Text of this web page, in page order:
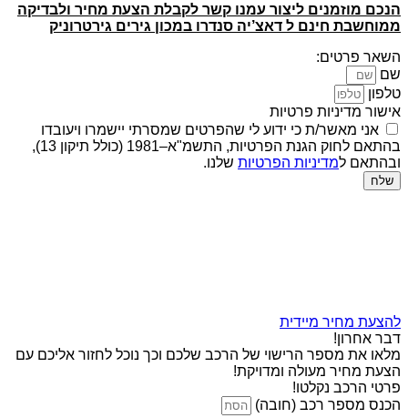
הנכם מוזמנים ליצור עמנו קשר לקבלת הצעת מחיר ולבדיקה
ממוחשבת חינם ל דאצ’יה סנדרו במכון גירים גירטרוניק
השאר פרטים:
שם
טלפון
אישור מדיניות פרטיות
אני מאשר/ת כי ידוע לי שהפרטים שמסרתי יישמרו ויעובדו
בהתאם לחוק הגנת הפרטיות, התשמ"א–1981 (כולל תיקון 13),
ובהתאם למדיניות הפרטיות שלנו.
שלח
להצעת מחיר מיידית
דבר אחרון!
מלאו את מספר הרישוי של הרכב שלכם וכך נוכל לחזור אליכם עם
הצעת מחיר מעולה ומדויקת!
פרטי הרכב נקלטו!
הכנס מספר רכב (חובה)